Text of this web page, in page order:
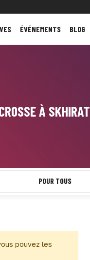
ÉVÉNEMENTS BLOG
À SKHIRAT
POUR TOUS
pouvez les